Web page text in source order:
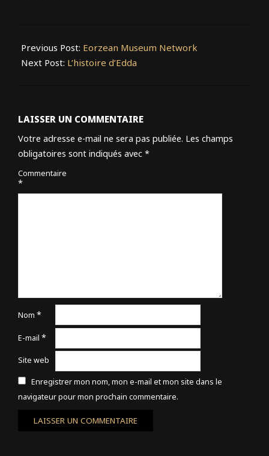
03-
17
Previous Post: Eorzean Museum Network
Next Post: L’histoire d’Edda
LAISSER UN COMMENTAIRE
Votre adresse e-mail ne sera pas publiée. Les champs
obligatoires sont indiqués avec *
Commentaire
*
Nom *
E-mail *
Site web
Enregistrer mon nom, mon e-mail et mon site dans le
navigateur pour mon prochain commentaire.